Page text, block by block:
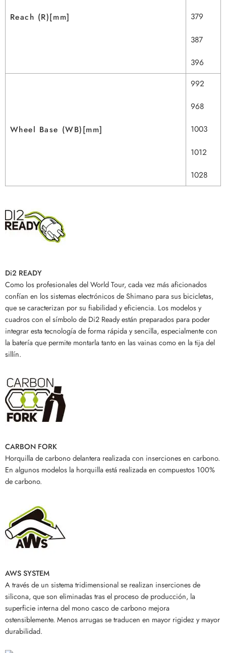
Reach (R)[mm]
379
387
396
Wheel Base (WB)[mm]
992
968
1003
1012
1028
Di2 READY
Como los profesionales del World Tour, cada vez más aficionados
confían en los sistemas electrónicos de Shimano para sus bicicletas,
que se caracterizan por su fiabilidad y eficiencia. Los modelos y
cuadros con el símbolo de Di2 Ready están preparados para poder
integrar esta tecnología de forma rápida y sencilla, especialmente con
la batería que permite montarla tanto en las vainas como en la tija del
sillín.
CARBON FORK
Horquilla de carbono delantera realizada con inserciones en carbono.
En algunos modelos la horquilla está realizada en compuestos 100%
de carbono.
AWS SYSTEM
A través de un sistema tridimensional se realizan inserciones de
silicona, que son eliminadas tras el proceso de producción, la
superficie interna del mono casco de carbono mejora
ostensiblemente. Menos arrugas se traducen en mayor rigidez y mayor
durabilidad.